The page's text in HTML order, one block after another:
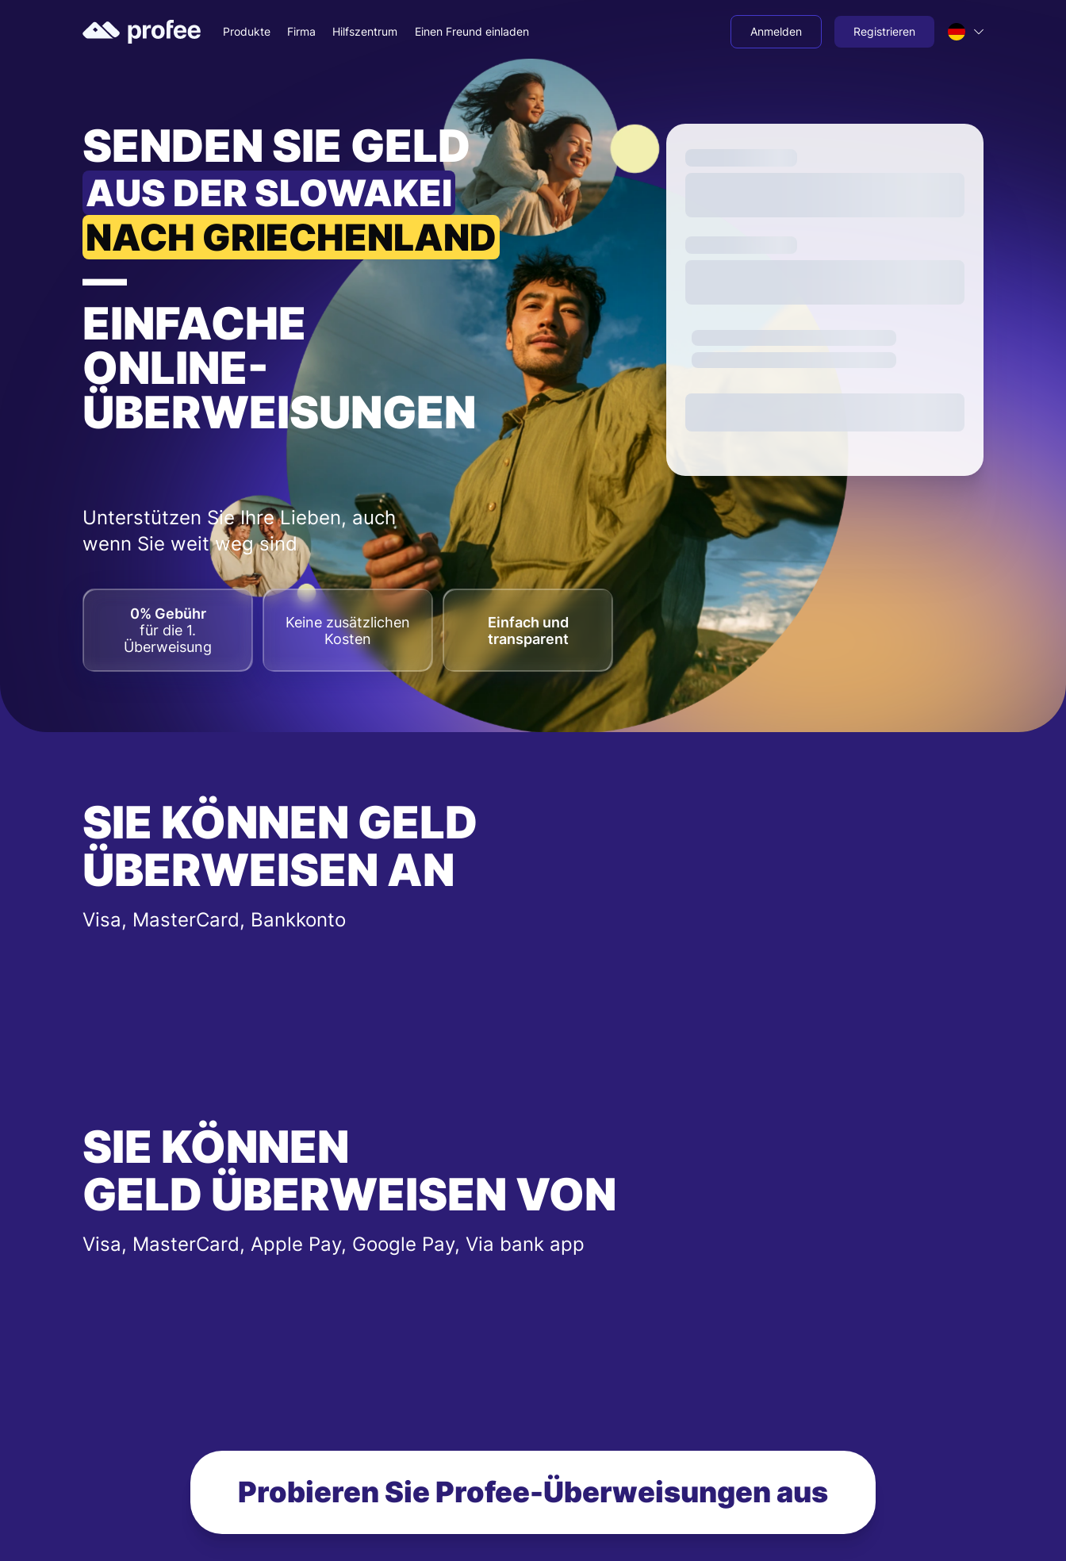
Produkte Firma Hilfszentrum Einen Freund einladen Anmelden Registrieren
SENDEN SIE GELD
AUS DER SLOWAKEI
NACH GRIECHENLAND
—
EINFACHE
ONLINE-
ÜBERWEISUNGEN
Unterstützen Sie Ihre Lieben, auch
wenn Sie weit weg sind
0% Gebühr
für die 1.
Überweisung
Keine zusätzlichen
Kosten
Einfach und
transparent
SIE KÖNNEN GELD
ÜBERWEISEN AN
Visa, MasterCard, Bankkonto
SIE KÖNNEN
GELD ÜBERWEISEN VON
Visa, MasterCard, Apple Pay, Google Pay, Via bank app
Probieren Sie Profee-Überweisungen aus